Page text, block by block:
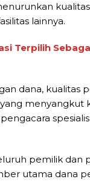
lainnya.
Terpilih
dana, kualitas
menyangkut
pemilik
utama dana